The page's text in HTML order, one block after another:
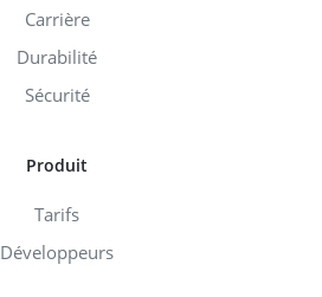
Carrière
Durabilité
Sécurité
Produit
Tarifs
Développeurs